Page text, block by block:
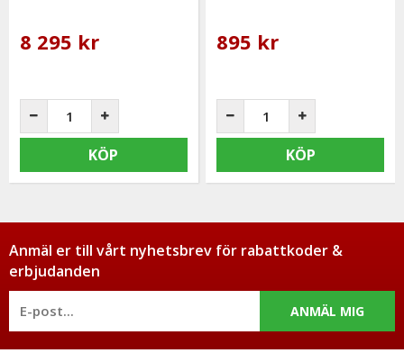
8 295 kr
KÖP
895 kr
KÖP
Anmäl er till vårt nyhetsbrev för rabattkoder &
erbjudanden
ANMÄL MIG